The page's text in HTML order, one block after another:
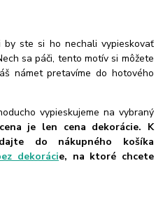
ste si ho nechali vypieskovať
sa páči, tento motív si môžete
námet pretavíme do hotového
vypieskujeme na vybraný
je len cena dekorácie. K
do nákupného košíka
dekorácie, na ktoré chcete